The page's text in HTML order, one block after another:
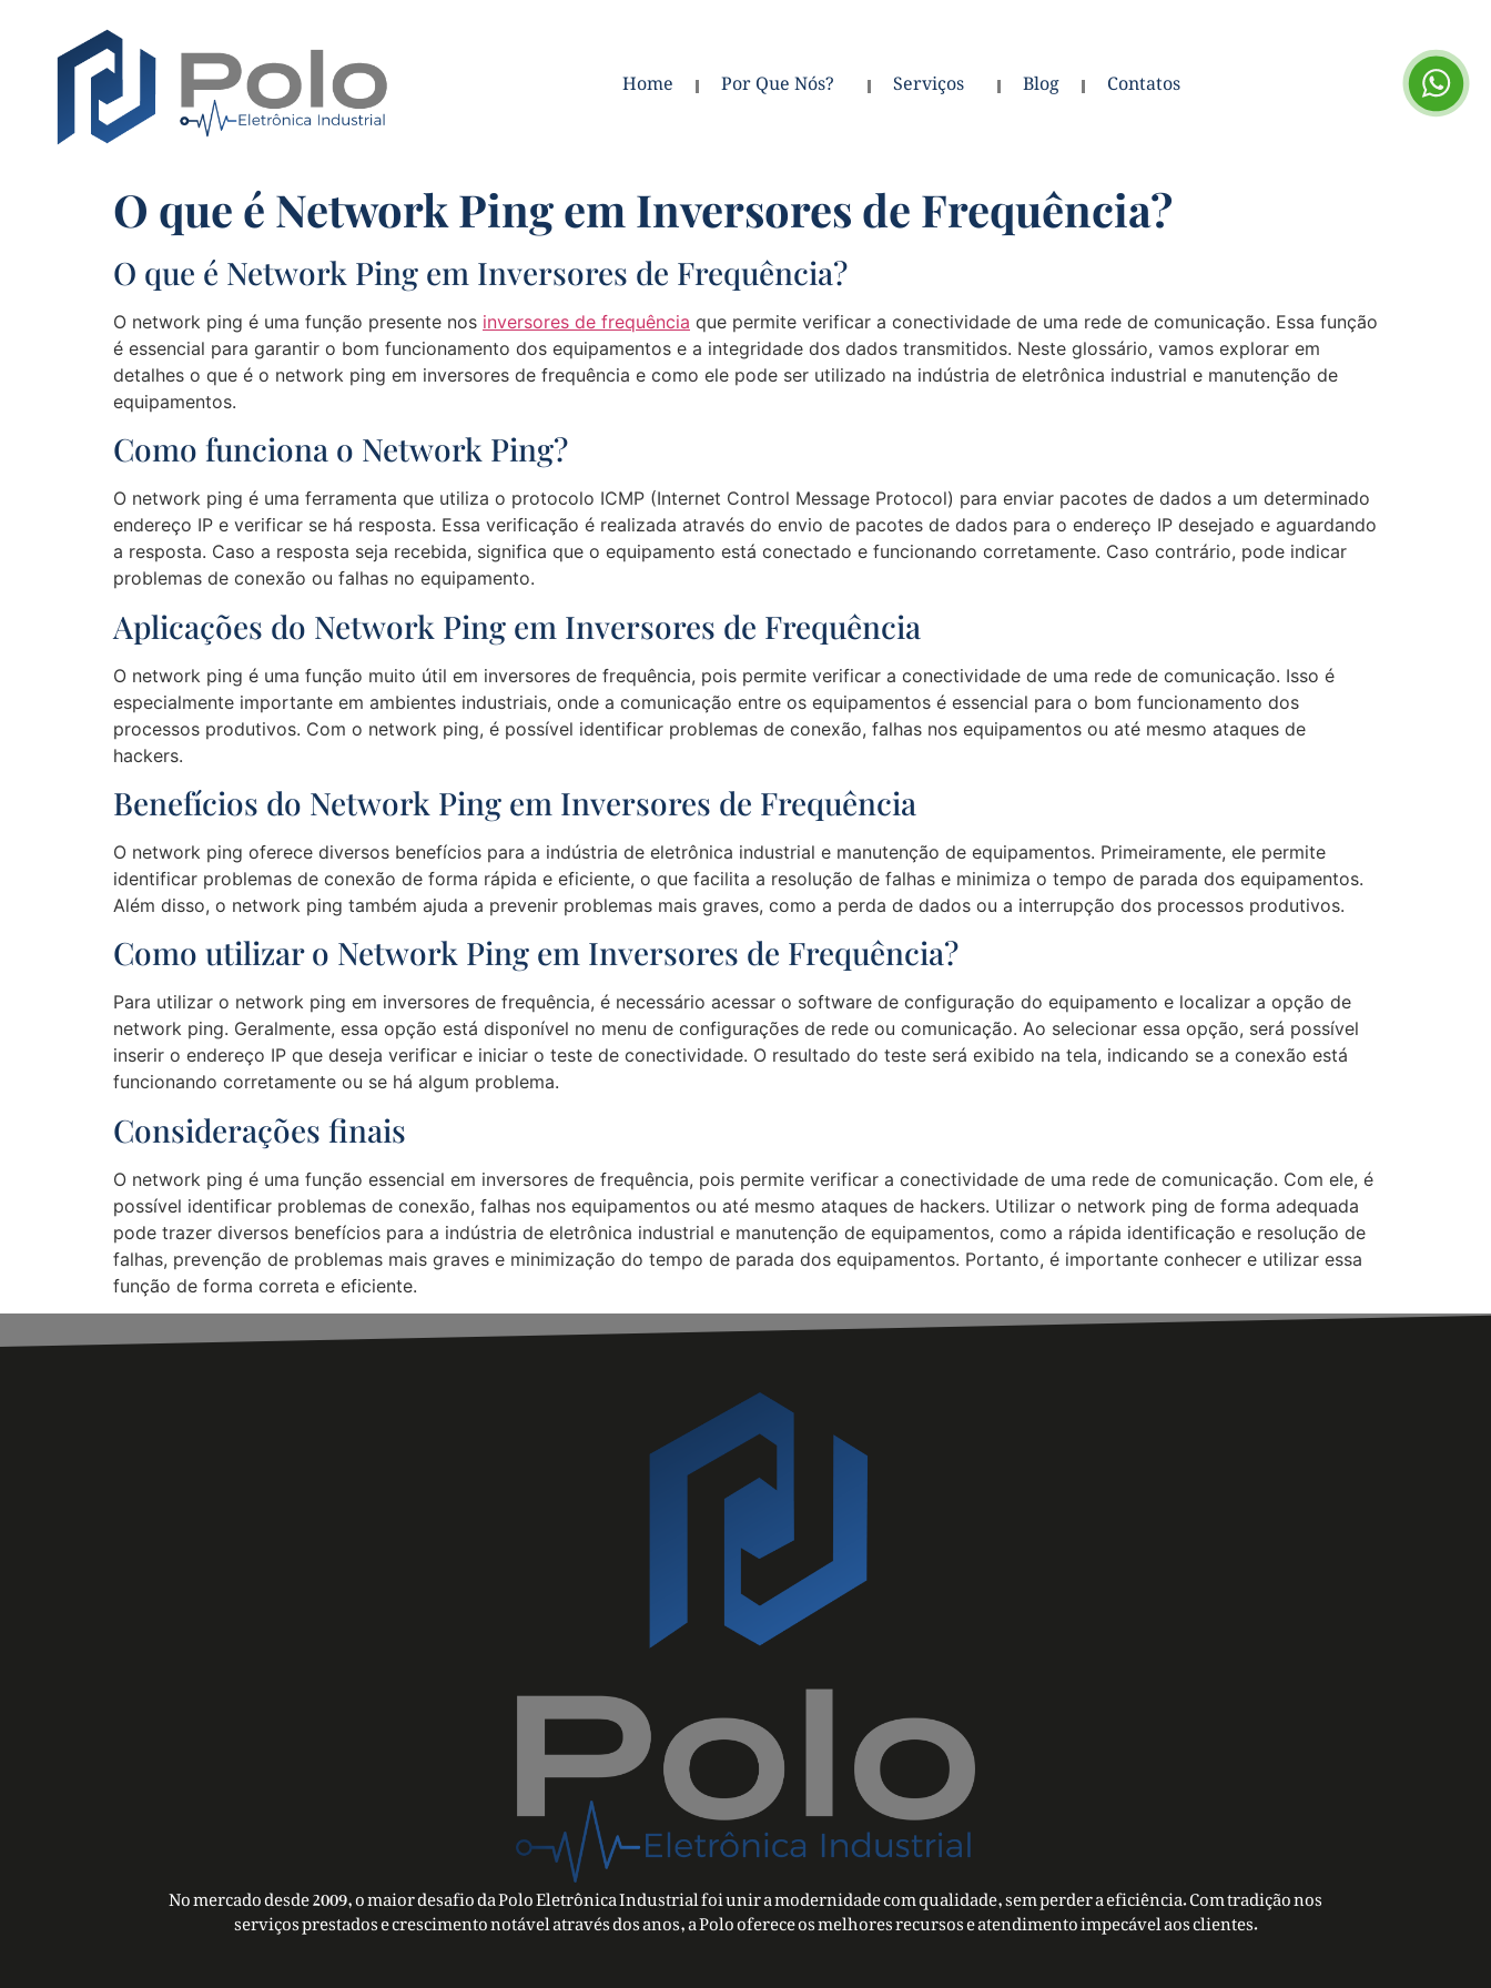
Home Por Que Nós? Serviços Blog Contatos
O que é Network Ping em Inversores de Frequência?
O que é Network Ping em Inversores de Frequência?
O network ping é uma função presente nos inversores de frequência que permite verificar a conectividade de uma rede de comunicação. Essa função
é essencial para garantir o bom funcionamento dos equipamentos e a integridade dos dados transmitidos. Neste glossário, vamos explorar em
detalhes o que é o network ping em inversores de frequência e como ele pode ser utilizado na indústria de eletrônica industrial e manutenção de
equipamentos.
Como funciona o Network Ping?
O network ping é uma ferramenta que utiliza o protocolo ICMP (Internet Control Message Protocol) para enviar pacotes de dados a um determinado
endereço IP e verificar se há resposta. Essa verificação é realizada através do envio de pacotes de dados para o endereço IP desejado e aguardando
a resposta. Caso a resposta seja recebida, significa que o equipamento está conectado e funcionando corretamente. Caso contrário, pode indicar
problemas de conexão ou falhas no equipamento.
Aplicações do Network Ping em Inversores de Frequência
O network ping é uma função muito útil em inversores de frequência, pois permite verificar a conectividade de uma rede de comunicação. Isso é
especialmente importante em ambientes industriais, onde a comunicação entre os equipamentos é essencial para o bom funcionamento dos
processos produtivos. Com o network ping, é possível identificar problemas de conexão, falhas nos equipamentos ou até mesmo ataques de
hackers.
Benefícios do Network Ping em Inversores de Frequência
O network ping oferece diversos benefícios para a indústria de eletrônica industrial e manutenção de equipamentos. Primeiramente, ele permite
identificar problemas de conexão de forma rápida e eficiente, o que facilita a resolução de falhas e minimiza o tempo de parada dos equipamentos.
Além disso, o network ping também ajuda a prevenir problemas mais graves, como a perda de dados ou a interrupção dos processos produtivos.
Como utilizar o Network Ping em Inversores de Frequência?
Para utilizar o network ping em inversores de frequência, é necessário acessar o software de configuração do equipamento e localizar a opção de
network ping. Geralmente, essa opção está disponível no menu de configurações de rede ou comunicação. Ao selecionar essa opção, será possível
inserir o endereço IP que deseja verificar e iniciar o teste de conectividade. O resultado do teste será exibido na tela, indicando se a conexão está
funcionando corretamente ou se há algum problema.
Considerações finais
O network ping é uma função essencial em inversores de frequência, pois permite verificar a conectividade de uma rede de comunicação. Com ele, é
possível identificar problemas de conexão, falhas nos equipamentos ou até mesmo ataques de hackers. Utilizar o network ping de forma adequada
pode trazer diversos benefícios para a indústria de eletrônica industrial e manutenção de equipamentos, como a rápida identificação e resolução de
falhas, prevenção de problemas mais graves e minimização do tempo de parada dos equipamentos. Portanto, é importante conhecer e utilizar essa
função de forma correta e eficiente.
No mercado desde 2009, o maior desafio da Polo Eletrônica Industrial foi unir a modernidade com qualidade, sem perder a eficiência. Com tradição nos
serviços prestados e crescimento notável através dos anos, a Polo oferece os melhores recursos e atendimento impecável aos clientes.